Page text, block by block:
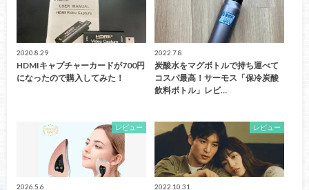
2020.8.29
HDMIキャプチャーカードが700円
になったので購入してみた！
2022.7.8
炭酸水をマグボトルで持ち運べて
コスパ最高！サーモス「保冷炭酸
飲料ボトル」レビ…
レビュー
2026.5.6
レビュー
2022.10.31